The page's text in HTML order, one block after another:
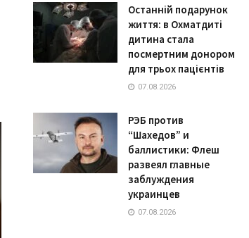
Останній подарунок
життя: в Охматдиті
дитина стала
посмертним донором
для трьох пацієнтів
07.08.2026
РЭБ против
“Шахедов” и
баллистики: Флеш
развеял главные
заблуждения
украинцев
07.08.2026